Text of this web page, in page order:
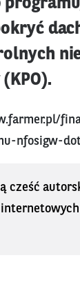
nfosigw-
cześć